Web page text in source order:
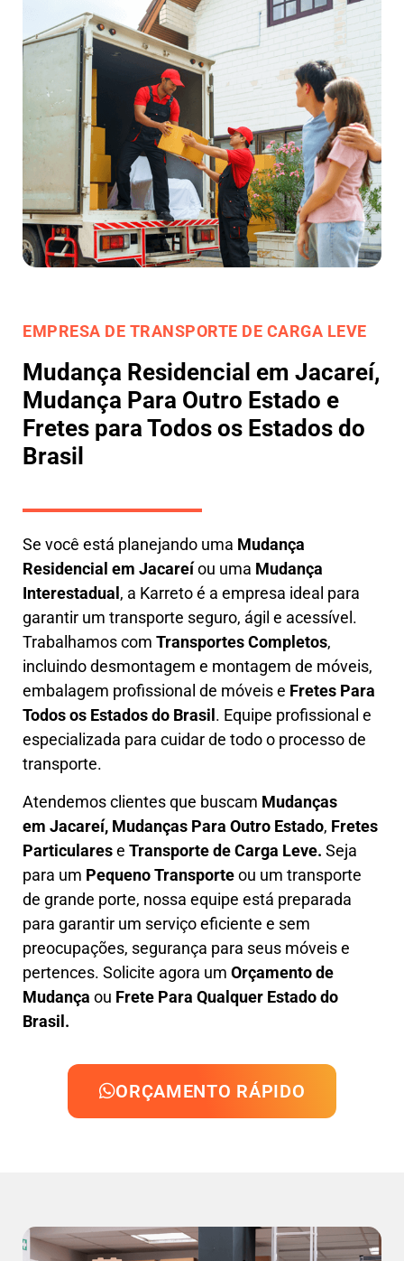
EMPRESA DE TRANSPORTE DE CARGA LEVE
Mudança Residencial em Jacareí,
Mudança Para Outro Estado e
Fretes para Todos os Estados do
Brasil
Se você está planejando uma Mudança
Residencial em Jacareíou uma Mudança
Interestadual , a Karretoé a empresa ideal para
garantir um transporte seguro, ágil e acessível.
Trabalhamos com Transportes Completos,
incluindodesmontagem e montagem de móveis,
embalagem profissional de móveis e Fretes Para
Todos os Estados do Brasil . Equipe profissional e
especializada para cuidar de todo o processo de
transporte.
Atendemos clientes que buscam Mudanças
em Jacareí, Mudanças Para Outro Estado, Fretes
Particularese Transportede Carga Leve. Seja
para um Pequeno Transporteou um transporte
de grande porte, nossa equipe está preparada
para garantir um serviço eficiente e sem
preocupações, segurança para seus móveis e
pertences. Solicite agora um Orçamento de
Mudança ou Frete Para Qualquer Estado do
Brasil.
ORÇAMENTO RÁPIDO